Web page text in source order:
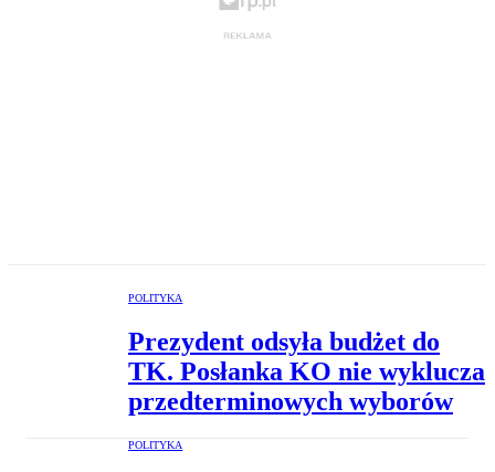
POLITYKA
Prezydent odsyła budżet do
TK. Posłanka KO nie wyklucza
przedterminowych wyborów
POLITYKA